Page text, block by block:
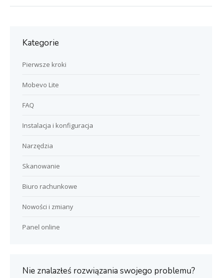
Kategorie
Pierwsze kroki
Mobevo Lite
FAQ
Instalacja i konfiguracja
Narzędzia
Skanowanie
Biuro rachunkowe
Nowości i zmiany
Panel online
Nie znalazłeś rozwiązania swojego problemu?